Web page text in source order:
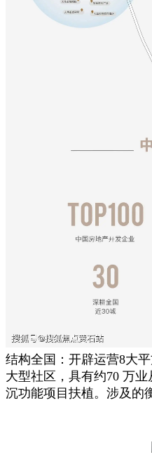
结构全国：开辟运营8大
大型社区，具有约70 万
沉功能项目扶植。涉及的